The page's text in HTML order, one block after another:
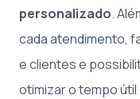
personalizado.
cada atendimento,
e clientes e
otimizar o tempo